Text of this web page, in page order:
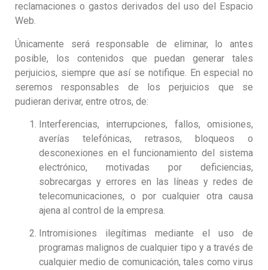
reclamaciones o gastos derivados del uso del Espacio
Web.
Únicamente será responsable de eliminar, lo antes
posible, los contenidos que puedan generar tales
perjuicios, siempre que así se notifique. En especial no
seremos responsables de los perjuicios que se
pudieran derivar, entre otros, de:
Interferencias, interrupciones, fallos, omisiones,
averías telefónicas, retrasos, bloqueos o
desconexiones en el funcionamiento del sistema
electrónico, motivadas por deficiencias,
sobrecargas y errores en las líneas y redes de
telecomunicaciones, o por cualquier otra causa
ajena al control de la empresa.
Intromisiones ilegítimas mediante el uso de
programas malignos de cualquier tipo y a través de
cualquier medio de comunicación, tales como virus